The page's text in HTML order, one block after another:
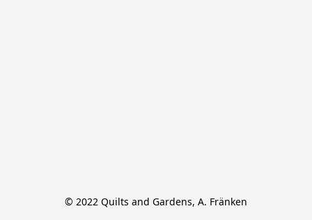
© 2022 Quilts and Gardens, A. Fränken